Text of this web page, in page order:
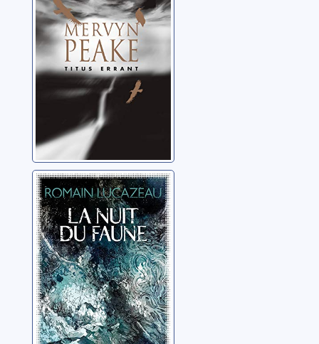
Peake, Mervyn
La nuit du faune
Lucazeau, Romain